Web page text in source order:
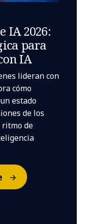
IA 2026:
para
IA
lideran con
cómo
estado
de los
ritmo de